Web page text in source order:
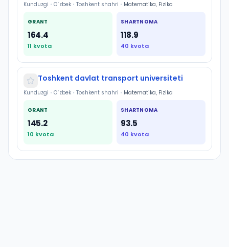
Kunduzgi • O`zbek • Toshkent shahri • Matematika, Fizika
GRANT
164.4
11 kvota
SHARTNOMA
118.9
40 kvota
Toshkent davlat transport universiteti
Kunduzgi • O`zbek • Toshkent shahri • Matematika, Fizika
GRANT
145.2
10 kvota
SHARTNOMA
93.5
40 kvota